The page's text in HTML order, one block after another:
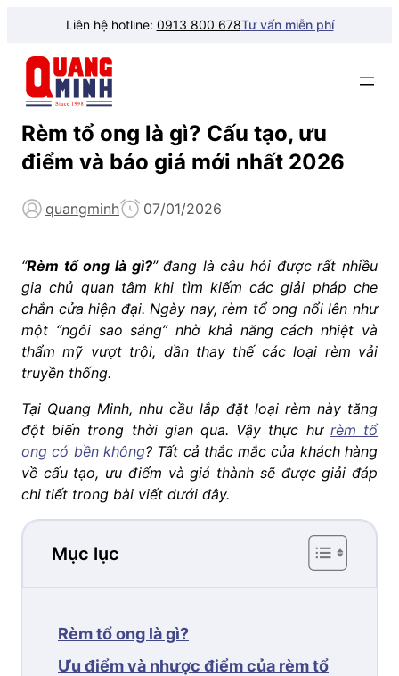
Liên hệ hotline: 0913 800 678Tư vấn miễn phí
Rèm tổ ong là gì? Cấu tạo, ưu
điểm và báo giá mới nhất 2026
quangminh 07/01/2026
“Rèm tổ ong là gì?” đang là câu hỏi được rất nhiều
gia chủ quan tâm khi tìm kiếm các giải pháp che
chắn cửa hiện đại. Ngày nay, rèm tổ ong nổi lên như
một “ngôi sao sáng” nhờ khả năng cách nhiệt và
thẩm mỹ vượt trội, dần thay thế các loại rèm vải
truyền thống.
Tại Quang Minh, nhu cầu lắp đặt loại rèm này tăng
đột biến trong thời gian qua. Vậy thực hư rèm tổ
ong có bền không? Tất cả thắc mắc của khách hàng
về cấu tạo, ưu điểm và giá thành sẽ được giải đáp
chi tiết trong bài viết dưới đây.
Mục lục
Rèm tổ ong là gì?
Ưu điểm và nhược điểm của rèm tổ